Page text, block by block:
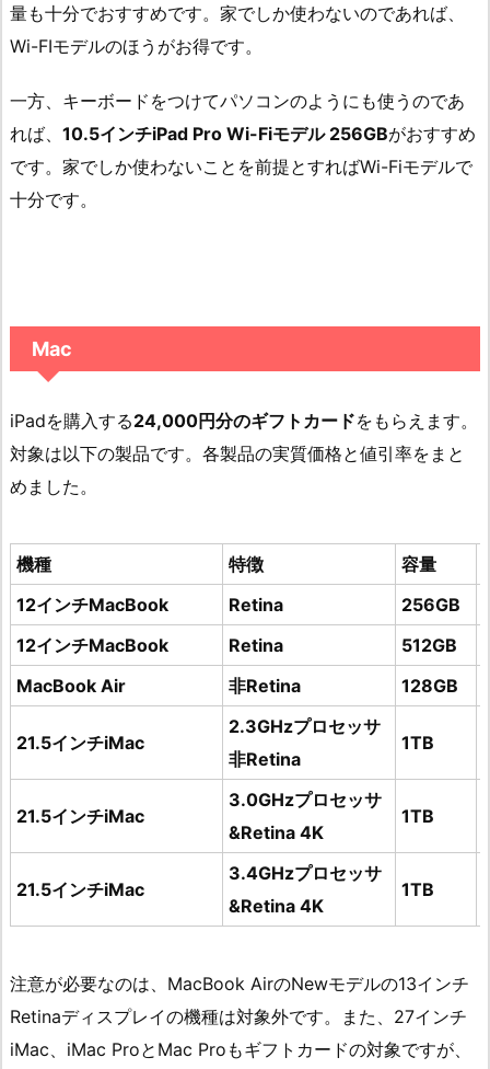
量も十分でおすすめです。家でしか使わないのであれば、
Wi-FIモデルのほうがお得です。
一方、キーボードをつけてパソコンのようにも使うのであ
れば、 10.5インチiPad Pro Wi-Fiモデル 256GBがおすすめ
です。家でしか使わないことを前提とすればWi-Fiモデルで
十分です。
Mac
iPadを購入する24,000円分のギフトカードをもらえます。
対象は以下の製品です。各製品の実質価格と値引率をまと
めました。
機種 特徴 容量
12インチMacBook
Retina 256GB
12インチMacBook
Retina 512GB
MacBook Air
非Retina 128GB
21.5インチiMac
2.3GHzプロセッサ
非Retina
1TB
21.5インチiMac
3.0GHzプロセッサ
&Retina 4K
1TB
21.5インチiMac
3.4GHzプロセッサ
&Retina 4K
1TB
注意が必要なのは、MacBook AirのNewモデルの13インチ
Retinaディスプレイの機種は対象外です。また、27インチ
iMac、iMac ProとMac Proもギフトカードの対象ですが、